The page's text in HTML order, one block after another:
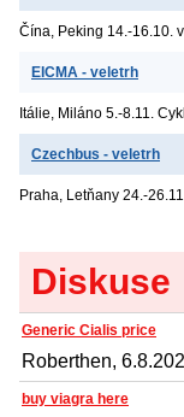
Čína, Peking 14.-16.10.
EICMA - veletrh
Itálie, Miláno 5.-8.11.
Czechbus - veletrh
Praha, Letňany 24.-26.11.
Diskuse
Generic Cialis price
Roberthen,
buy viagra here